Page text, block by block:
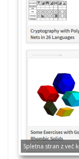
Spletna stran z več